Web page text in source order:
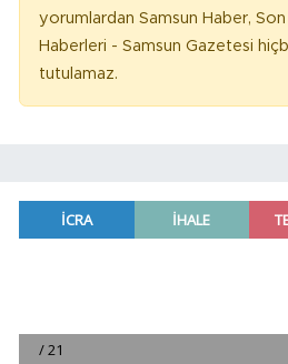
yorumlardan Samsun Haber,
Haberleri - Samsun Gazetesi
tutulamaz.